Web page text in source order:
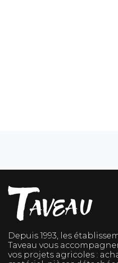
Depuis 1993, les
Taveau vous
vos projets agricoles :